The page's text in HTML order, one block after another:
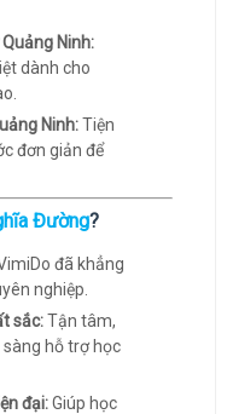
Ninh:
dành cho
Ninh:Tiện
đơn giản để
Đường?
đã khẳng
nghiệp.
sắc:Tận tâm,
hỗ trợ học
đại:Giúp học